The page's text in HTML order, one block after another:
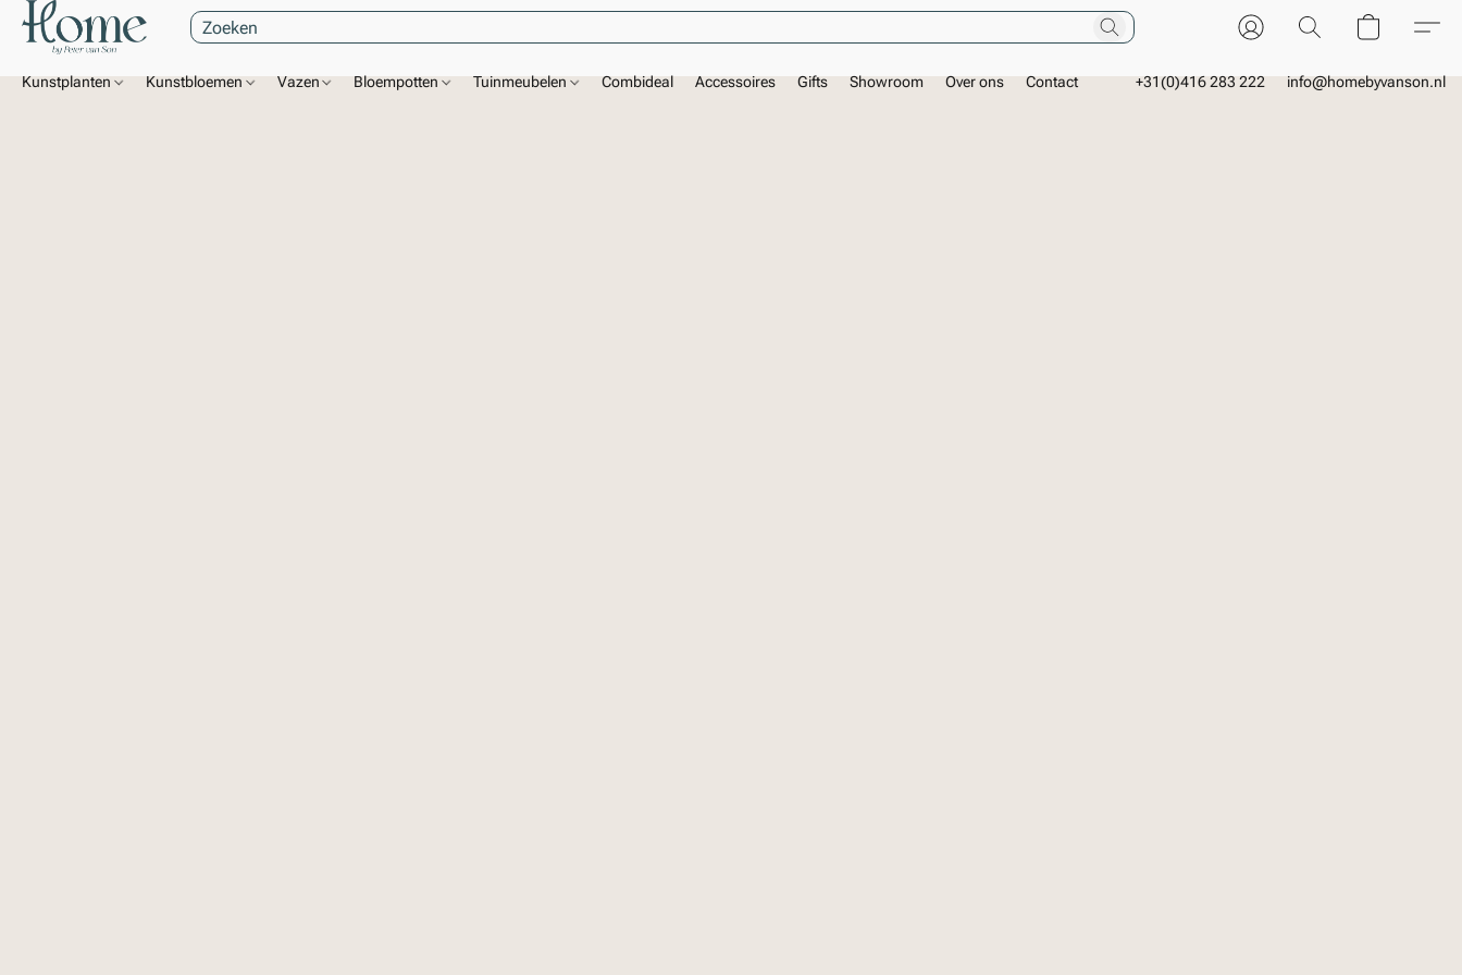
Kunstplanten Kunstbloemen Vazen Bloempotten Tuinmeubelen Combideal Accessoires Gifts Showroom Over ons Contact +31(0)416 283 222 info@homebyvanson.nl